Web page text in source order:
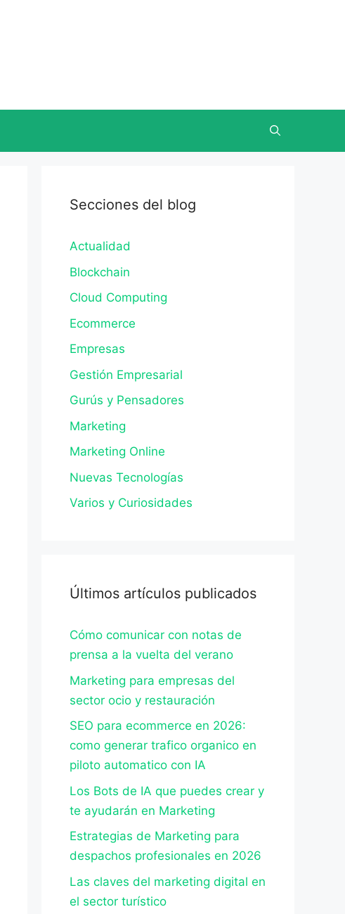
Secciones del blog
Actualidad
Blockchain
Cloud Computing
Ecommerce
Empresas
Gestión Empresarial
Gurús y Pensadores
Marketing
Marketing Online
Nuevas Tecnologías
Varios y Curiosidades
Últimos artículos publicados
Cómo comunicar con notas de
prensa a la vuelta del verano
Marketing para empresas del
sector ocio y restauración
SEO para ecommerce en 2026:
como generar trafico organico en
piloto automatico con IA
Los Bots de IA que puedes crear y
te ayudarán en Marketing
Estrategias de Marketing para
despachos profesionales en 2026
Las claves del marketing digital en
el sector turístico